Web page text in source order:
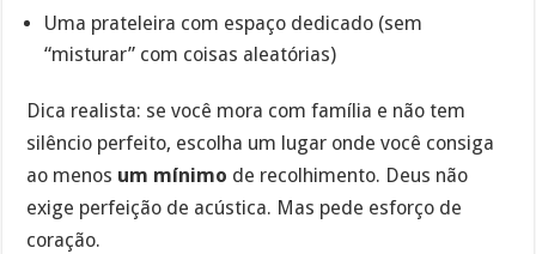
Uma prateleira com espaço dedicado (sem
“misturar” com coisas aleatórias)
Dica realista: se você mora com família e não tem
silêncio perfeito, escolha um lugar onde você consiga
ao menos um mínimo de recolhimento. Deus não
exige perfeição de acústica. Mas pede esforço de
coração.